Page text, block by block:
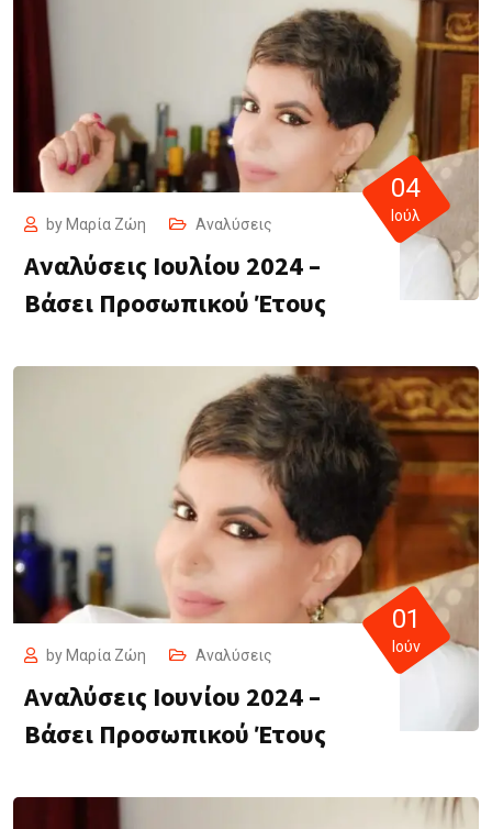
by Μαρία Ζώη Αναλύσεις
Αναλύσεις Ιουλίου 2024 –
Βάσει Προσωπικού Έτους
04
Ιούλ
by Μαρία Ζώη Αναλύσεις
Αναλύσεις Ιουνίου 2024 –
Βάσει Προσωπικού Έτους
01
Ιούν